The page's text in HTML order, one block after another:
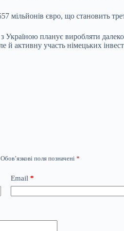
мільйонів євро, що становить
планує виробляти
й активну участь німецьких
Обов’язкові поля позначені *
Email *